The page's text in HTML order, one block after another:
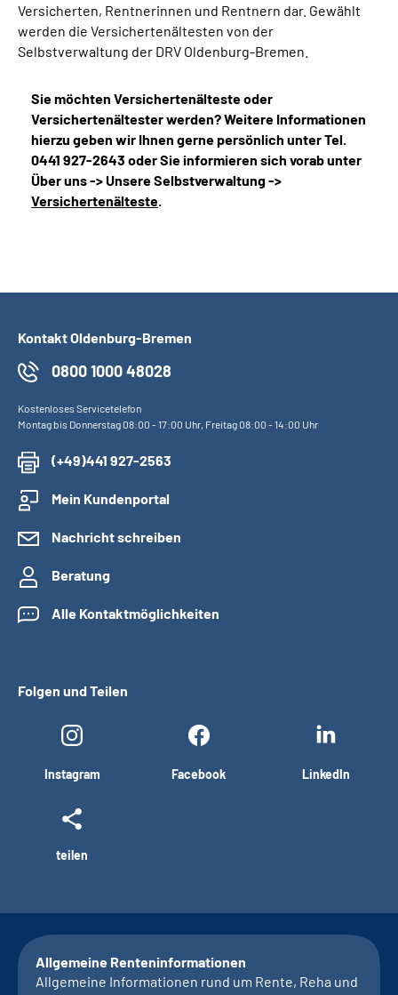
Versicherten, Rentnerinnen und Rentnern dar. Gewählt
werden die Versichertenältesten von der
Selbstverwaltung der DRV Oldenburg-Bremen.
Sie möchten Versichertenälteste oder
Versichertenältester werden? Weitere Informationen
hierzu geben wir Ihnen gerne persönlich unter Tel.
0441 927-2643 oder Sie informieren sich vorab unter
Über uns -> Unsere Selbstverwaltung ->
Versichertenälteste.
Kontakt Oldenburg-Bremen
0800 1000 48028
Kostenloses Servicetelefon
Montag bis Donnerstag 08:00 - 17:00 Uhr, Freitag 08:00 - 14:00 Uhr
(+49)441 927-2563
Mein Kundenportal
Nachricht schreiben
Beratung
Alle Kontaktmöglichkeiten
Folgen und Teilen
Instagram Facebook LinkedIn
teilen
Allgemeine Renteninformationen
Allgemeine Informationen rund um Rente, Reha und